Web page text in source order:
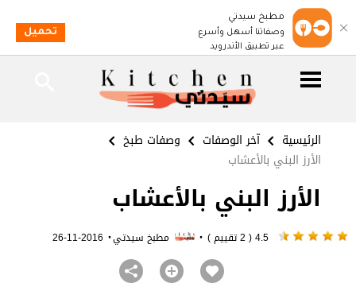
الرئيسية آخر الوصفات
وصفات طبخ
الأرز البني بالأعشاب
الأرز البني بالأعشاب
· مطبخ سيدتي·
2016-11-26
مطبخ سيدتي
وصفاتنا أسهل وأسرع
عبر تطبيق الأندرويد
تحميل